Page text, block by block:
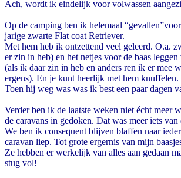
Ach, wordt ik eindelijk voor volwassen
Op de camping ben ik helemaal
jarige zwarte Flat coat Retriever.
Met hem heb ik ontzettend veel geleerd. O.a.
er zin in heb) en het netjes voor de baas leggen
(als ik daar zin in heb en anders ren ik er mee
ergens). En je kunt heerlijk met hem knuffelen.
Toen hij weg was was ik best een paar dagen
Verder ben ik de laatste weken niet écht meer
de caravans in gedoken. Dat was meer iets van
We ben ik consequent blijven blaffen naar
caravan liep. Tot grote ergernis van mijn
Ze hebben er werkelijk van alles aan gedaan
stug vol!